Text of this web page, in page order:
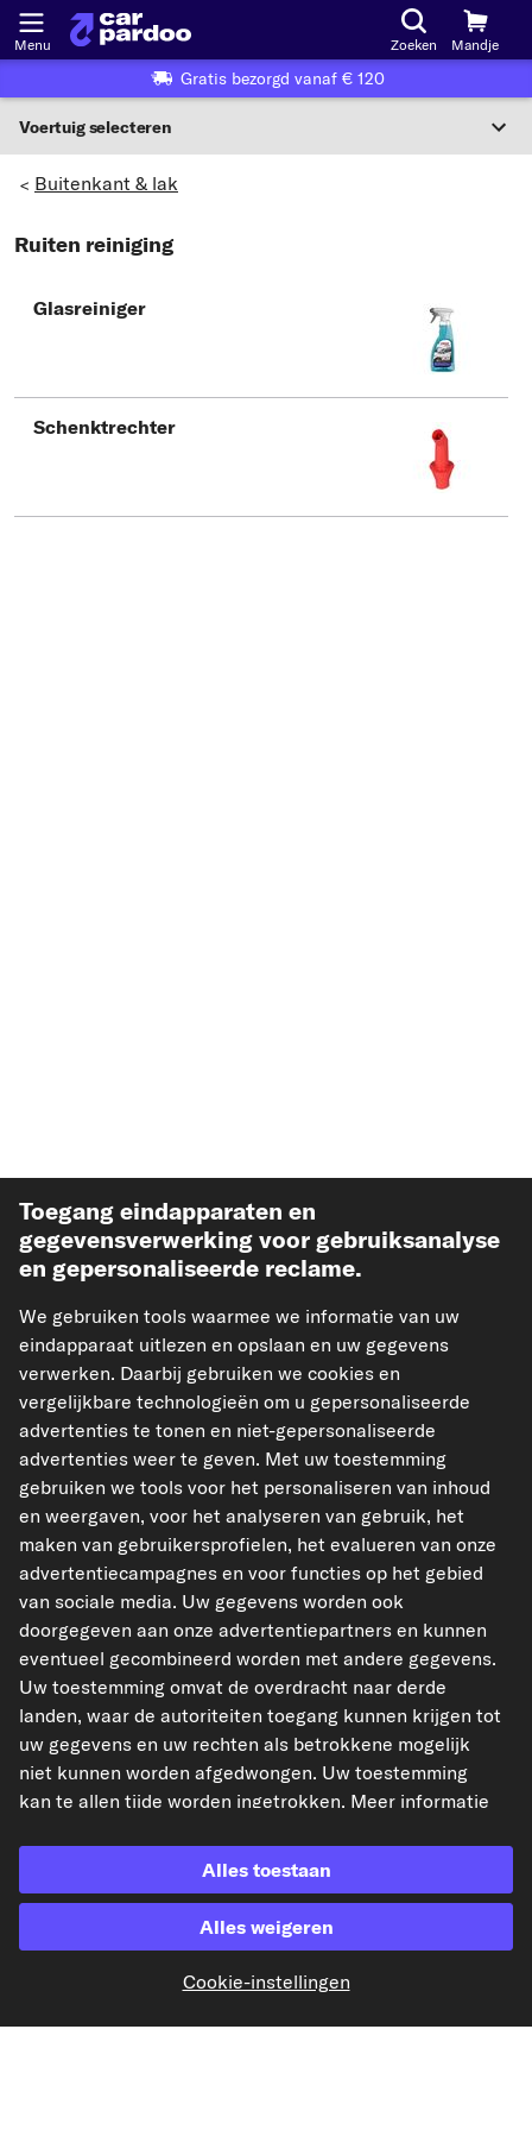
Menu Zoeken Mandje
Gratis bezorgd vanaf € 120
Voertuig selecteren
Selecteer fabrikant
Selecteer type
> Buitenkant & lak
Ruiten reiniging
Glasreiniger
Schenktrechter
Meer van carpardoo
Help & Support
Wettelijk
Geaccepteerde betaalmethodes
Onze verzendpartner
kfzteile24.at
Toegang eindapparaten en
gegevensverwerking voor gebruiksanalyse
en gepersonaliseerde reclame.
We gebruiken tools waarmee we informatie van uw
eindapparaat uitlezen en opslaan en uw gegevens
verwerken. Daarbij gebruiken we cookies en
vergelijkbare technologieën om u gepersonaliseerde
advertenties te tonen en niet-gepersonaliseerde
advertenties weer te geven. Met uw toestemming
gebruiken we tools voor het personaliseren van inhoud
en weergaven, voor het analyseren van gebruik, het
maken van gebruikersprofielen, het evalueren van onze
advertentiecampagnes en voor functies op het gebied
van sociale media. Uw gegevens worden ook
doorgegeven aan onze advertentiepartners en kunnen
eventueel gecombineerd worden met andere gegevens.
Uw toestemming omvat de overdracht naar derde
landen, waar de autoriteiten toegang kunnen krijgen tot
uw gegevens en uw rechten als betrokkene mogelijk
niet kunnen worden afgedwongen. Uw toestemming
kan te allen tijde worden ingetrokken. Meer informatie
Alles toestaan
Alles weigeren
Cookie-instellingen